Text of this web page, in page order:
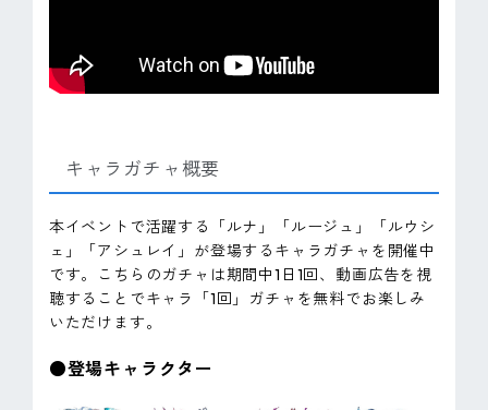
キャラガチャ概要
本イベントで活躍する「ルナ」「ルージュ」「ルウシ
ェ」「アシュレイ」が登場するキャラガチャを開催中
です。こちらのガチャは期間中1日1回、動画広告を視
聴することでキャラ「1回」ガチャを無料でお楽しみ
いただけます。
●登場キャラクター